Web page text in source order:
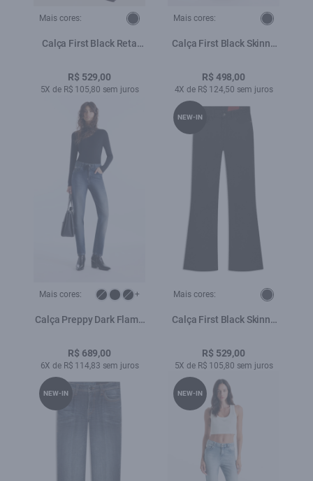
Mais cores:
Calça First Black Reta
R$ 529,00
5X de R$ 105,80 sem juros
Mais cores:
Calça First Black Skinny
R$ 498,00
4X de R$ 124,50 sem juros
Mais cores: +
Calça Preppy Dark Flame
R$ 689,00
6X de R$ 114,83 sem juros
Mais cores:
Calça First Black Skinny
R$ 529,00
5X de R$ 105,80 sem juros
NEW-IN
NEW-IN NEW-IN